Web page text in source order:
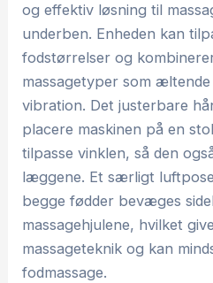
og effektiv løsning til
underben. Enheden kan
fodstørrelser og
massagetyper som
vibration. Det justerbare
placere maskinen på en
tilpasse vinklen, så den
læggene. Et særligt
begge fødder bevæges
massagehjulene, hvilket
massageteknik og kan
fodmassage.